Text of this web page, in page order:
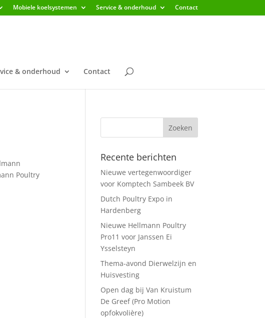
Mobiele koelsystemen Service & onderhoud Contact
& onderhoud Contact
Poultry
Recente berichten
Nieuwe vertegenwoordiger
voor Komptech Sambeek BV
Dutch Poultry Expo in
Hardenberg
Nieuwe Hellmann Poultry
Pro11 voor Janssen Ei
Ysselsteyn
Thema-avond Dierwelzijn en
Huisvesting
Open dag bij Van Kruistum
De Greef (Pro Motion
opfokvolière)